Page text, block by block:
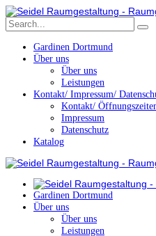
Gardinen Dortmund
Über uns
Über uns
Leistungen
Kontakt/ Impressum/
Kontakt/
Impressum
Datenschutz
Katalog
Gardinen Dortmund
Über uns
Über uns
Leistungen